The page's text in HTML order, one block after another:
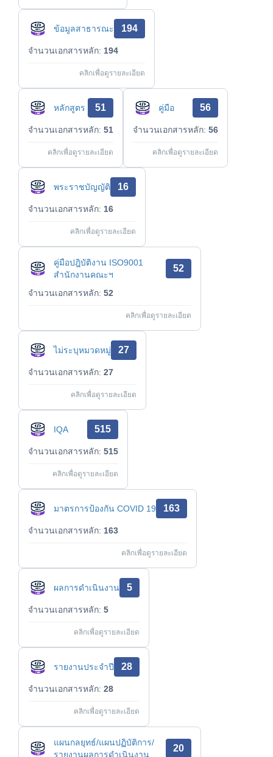
ข้อมูลสาธารณะ 194
จำนวนเอกสารหลัก: 194
คลิกเพื่อดูรายละเอียด
หลักสูตร 51
จำนวนเอกสารหลัก: 51
คลิกเพื่อดูรายละเอียด
คู่มือ 56
จำนวนเอกสารหลัก: 56
คลิกเพื่อดูรายละเอียด
พระราชบัญญัติ 16
จำนวนเอกสารหลัก: 16
คลิกเพื่อดูรายละเอียด
คู่มือปฎิบัติงาน ISO9001
สำนักงานคณะฯ
52
จำนวนเอกสารหลัก: 52
คลิกเพื่อดูรายละเอียด
ไม่ระบุหมวดหมู่ 27
จำนวนเอกสารหลัก: 27
คลิกเพื่อดูรายละเอียด
IQA 515
จำนวนเอกสารหลัก: 515
คลิกเพื่อดูรายละเอียด
มาตรการป้องกัน COVID 19 163
จำนวนเอกสารหลัก: 163
คลิกเพื่อดูรายละเอียด
ผลการดำเนินงาน 5
จำนวนเอกสารหลัก: 5
คลิกเพื่อดูรายละเอียด
รายงานประจำปี 28
จำนวนเอกสารหลัก: 28
คลิกเพื่อดูรายละเอียด
แผนกลยุทธ์/แผนปฏิบัติการ/
รายงานผลการดำเนินงาน
20